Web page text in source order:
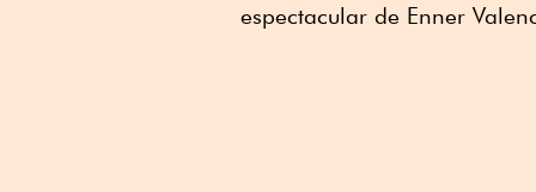
espectacular de Enner